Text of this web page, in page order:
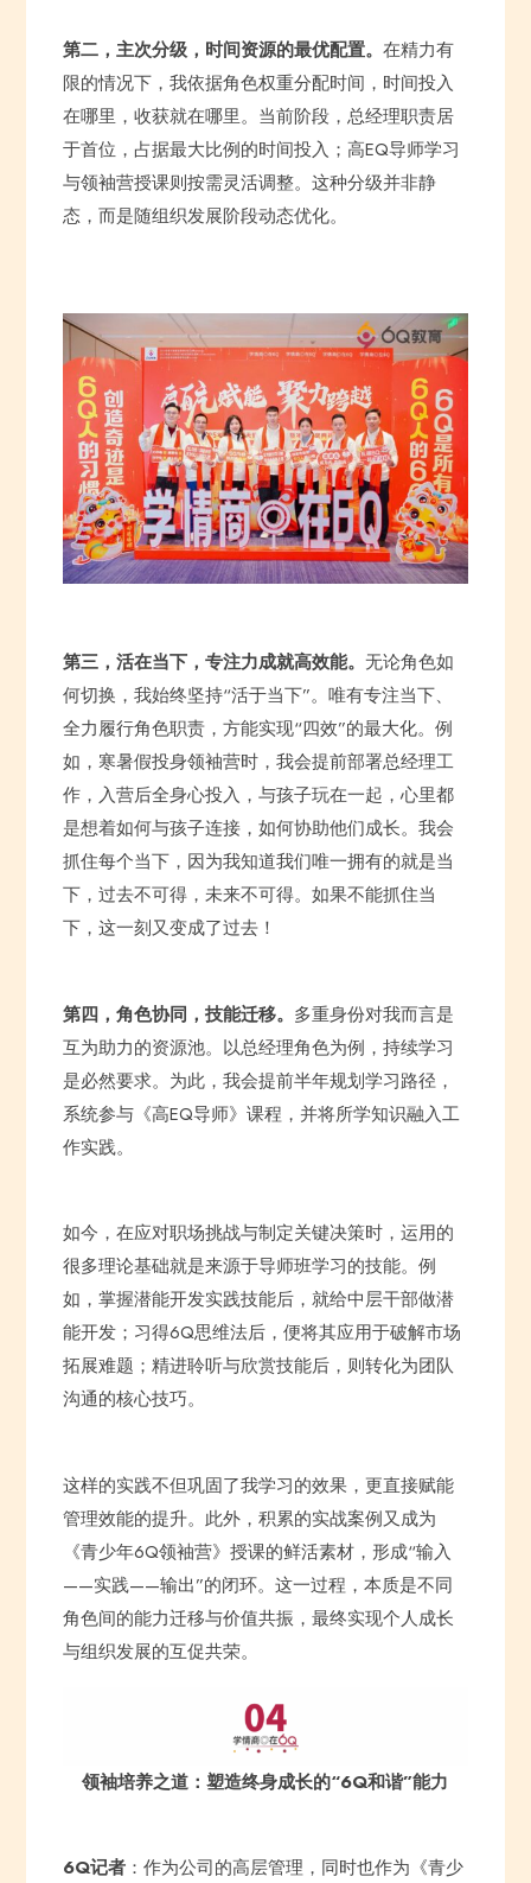
第二，主次分级，时间资源的最优配置。 在精力有
限的情况下，我依据角色权重分配时间，时间投入
在哪里，收获就在哪里。当前阶段，总经理职责居
于首位，占据最大比例的时间投入；高EQ导师学习
与领袖营授课则按需灵活调整。这种分级并非静
态，而是随组织发展阶段动态优化。
第三，活在当下，专注力成就高效能。 无论角色如
何切换，我始终坚持“活于当下”。唯有专注当下、
全力履行角色职责，方能实现“四效”的最大化。例
如，寒暑假投身领袖营时，我会提前部署总经理工
作，入营后全身心投入，与孩子玩在一起，心里都
是想着如何与孩子连接，如何协助他们成长。我会
抓住每个当下，因为我知道我们唯一拥有的就是当
下，过去不可得，未来不可得。如果不能抓住当
下，这一刻又变成了过去！
第四，角色协同，技能迁移。 多重身份对我而言是
互为助力的资源池。以总经理角色为例，持续学习
是必然要求。为此，我会提前半年规划学习路径，
系统参与《高EQ导师》课程，并将所学知识融入工
作实践。
如今，在应对职场挑战与制定关键决策时，运用的
很多理论基础就是来源于导师班学习的技能。例
如，掌握潜能开发实践技能后，就给中层干部做潜
能开发；习得6Q思维法后，便将其应用于破解市场
拓展难题；精进聆听与欣赏技能后，则转化为团队
沟通的核心技巧。
这样的实践不但巩固了我学习的效果，更直接赋能
管理效能的提升。此外，积累的实战案例又成为
《青少年6Q领袖营》授课的鲜活素材，形成“输入
——实践——输出”的闭环。这一过程，本质是不同
角色间的能力迁移与价值共振，最终实现个人成长
与组织发展的互促共荣。
领袖培养之道：塑造终身成长的“6Q和谐”能力
6Q记者：作为公司的高层管理，同时也作为《青少